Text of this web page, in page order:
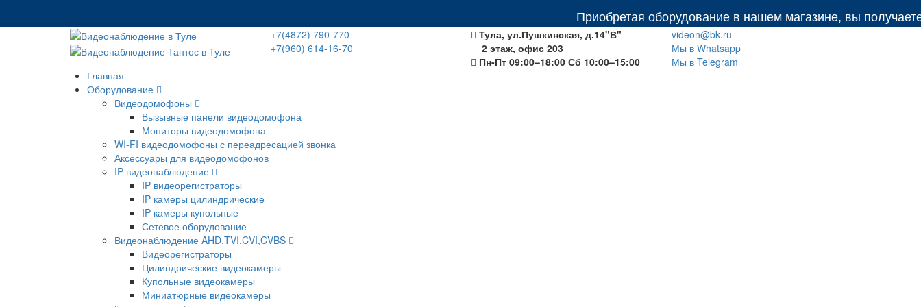
Приобретая оборудование в нашем магазине, вы получаете:
+7(4872) 790-770
+7(960) 614-16-70
Тула, ул.Пушкинская, д.14"В"
2 этаж, офис 203
Пн-Пт 09:00–18:00 Сб 10:00–15:00
videon@bk.ru
Мы в Whatsapp
Мы в Telegram
Главная
Оборудование
Видеодомофоны
Вызывные панели видеодомофона
Мониторы видеодомофона
WI-FI видеодомофоны с переадресацией звонка
Аксессуары для видеодомофонов
IP видеонаблюдение
IP видеорегистраторы
IP камеры цилиндрические
IP камеры купольные
Сетевое оборудование
Видеонаблюдение AHD,TVI,CVI,CVBS
Видеорегистраторы
Цилиндрические видеокамеры
Купольные видеокамеры
Миниатюрные видеокамеры